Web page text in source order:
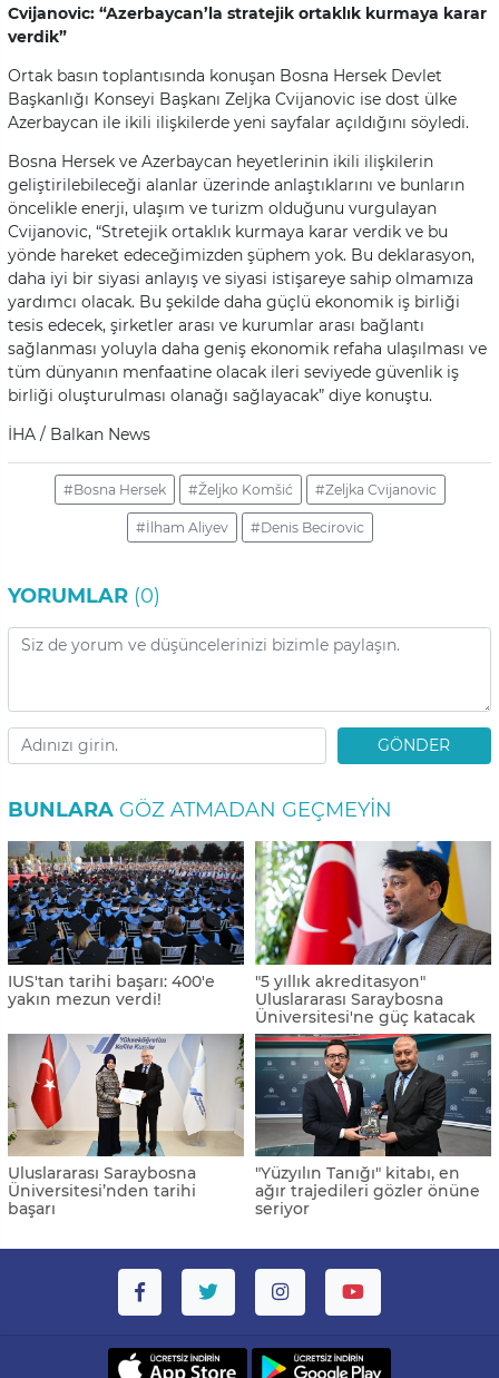
Cvijanovic: “Azerbaycan’la stratejik ortaklık kurmaya karar
verdik”
Ortak basın toplantısında konuşan Bosna Hersek Devlet
Başkanlığı Konseyi Başkanı Zeljka Cvijanovic ise dost ülke
Azerbaycan ile ikili ilişkilerde yeni sayfalar açıldığını söyledi.
Bosna Hersek ve Azerbaycan heyetlerinin ikili ilişkilerin
geliştirilebileceği alanlar üzerinde anlaştıklarını ve bunların
öncelikle enerji, ulaşım ve turizm olduğunu vurgulayan
Cvijanovic, “Stretejik ortaklık kurmaya karar verdik ve bu
yönde hareket edeceğimizden şüphem yok. Bu deklarasyon,
daha iyi bir siyasi anlayış ve siyasi istişareye sahip olmamıza
yardımcı olacak. Bu şekilde daha güçlü ekonomik iş birliği
tesis edecek, şirketler arası ve kurumlar arası bağlantı
sağlanması yoluyla daha geniş ekonomik refaha ulaşılması ve
tüm dünyanın menfaatine olacak ileri seviyede güvenlik iş
birliği oluşturulması olanağı sağlayacak” diye konuştu.
İHA / Balkan News
#Bosna Hersek #Željko Komšić #Zeljka Cvijanovic
#İlham Aliyev #Denis Becirovic
YORUMLAR (0)
GÖNDER
BUNLARA GÖZ ATMADAN GEÇMEYIN
IUS'tan tarihi başarı: 400'e
yakın mezun verdi!
"5 yıllık akreditasyon"
Uluslararası Saraybosna
Üniversitesi'ne güç katacak
Uluslararası Saraybosna
Üniversitesi’nden tarihi
başarı
"Yüzyılın Tanığı" kitabı, en
ağır trajedileri gözler önüne
seriyor